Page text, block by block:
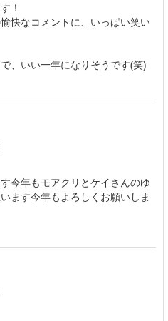
！
快なコメントに、いっぱい笑い
、いい一年になりそうです(笑)
今年もモアクリとケイさんのゆ
ます今年もよろしくお願いしま